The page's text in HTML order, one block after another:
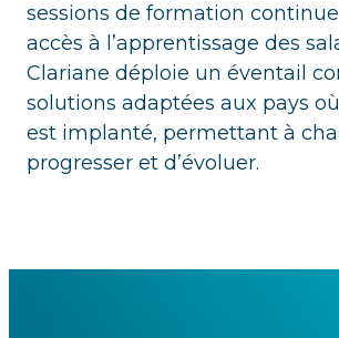
sessions de formation
accès à l’apprentissage des
Clariane déploie un éventail
solutions adaptées aux pays
est implanté, permettant à
progresser et d’évoluer.